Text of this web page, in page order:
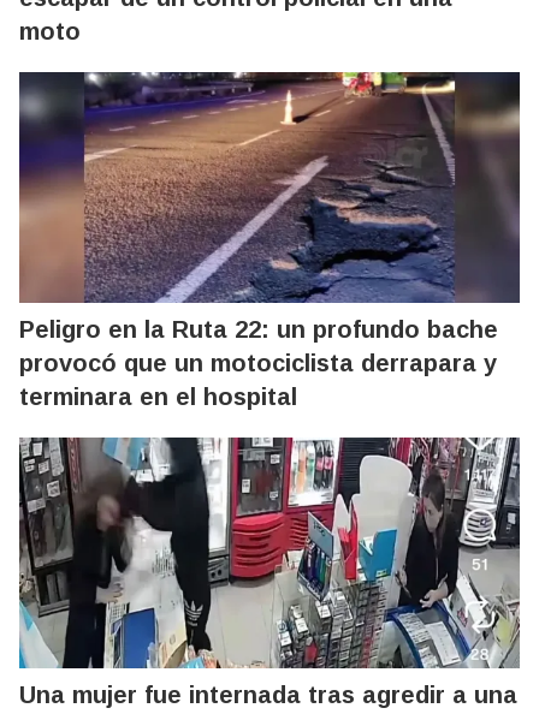
moto
Peligro en la Ruta 22: un profundo bache
provocó que un motociclista derrapara y
terminara en el hospital
Una mujer fue internada tras agredir a una